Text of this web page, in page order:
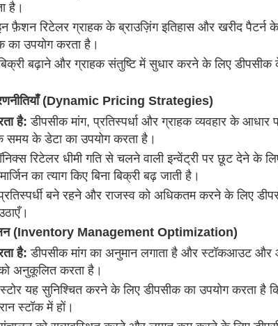
है।
फ़ैशन रिटेलर ग्राहक के ब्राउज़िंग इतिहास और खरीद
का उपयोग करता है।
बढ़ाने और ग्राहक संतुष्टि में सुधार करने के लिए
रणनीतियाँ (Dynamic Pricing Strategies)
है: डीपसीक मांग, प्रतिस्पर्धा और ग्राहक व्यवहार के आधार
समय के डेटा का उपयोग करता है।
रिटेलर धीमी गति से चलने वाली इन्वेंट्री पर छूट देने के
का त्याग किए बिना बिक्री बढ़ जाती है।
बने रहने और राजस्व को अधिकतम करने के लिए
(Inventory Management Optimization)
है: डीपसीक मांग का अनुमान लगाता है और स्टॉकआउट
अनुकूलित करता है।
यह सुनिश्चित करने के लिए डीपसीक का उपयोग करता है
स्टॉक में हों।